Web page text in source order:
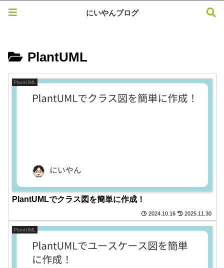
PlantUML
PlantUML
PlantUMLでクラス図を簡単に作成！
2024.10.16 2025.11.30
PlantUML
にいやんブログ